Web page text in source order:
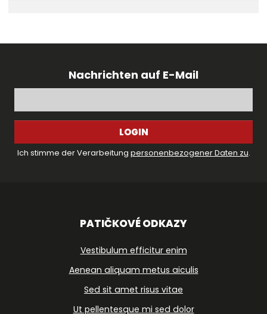
Nachrichten auf E-Mail
LOGIN
Ich stimme der Verarbeitung personenbezogener Daten zu.
PATIČKOVÉ ODKAZY
Vestibulum efficitur enim
Aenean aliquam metus aiculis
Sed sit amet risus vitae
Ut pellentesque mi sed dolor